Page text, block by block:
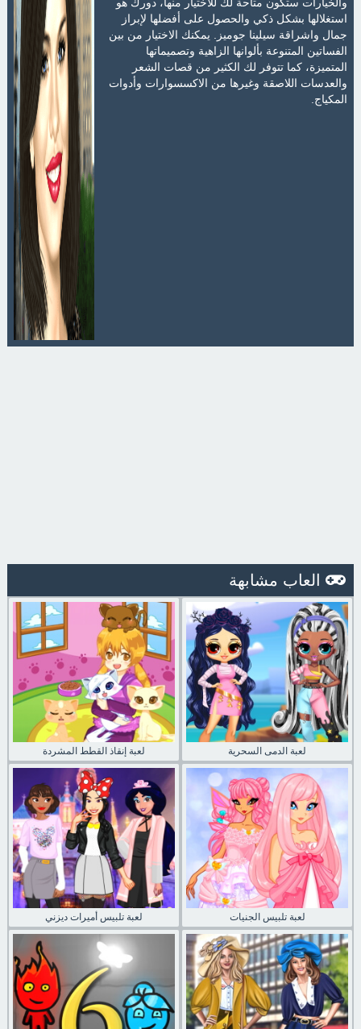
استغلالها بشكل ذكي والحصول على أفضلها لإبراز
جمال واشراقة سيلينا جوميز. يمكنك الاختيار من بين
الفساتين المتنوعة بألوانها الزاهية وتصميماتها
المتميزة، كما تتوفر لك الكثير من قصات الشعر
والعدسات اللاصقة وغيرها من الاكسسوارات وأدوات
المكياج.
العاب مشابهة
لعبة إنقاذ القطط المشردة لعبة الدمى السحرية
لعبة تلبيس أميرات ديزني لعبة تلبيس الجنيات